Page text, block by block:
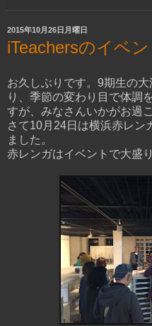
2015年10月26日月曜日
iTeachersのイベン
お久しぶりです。9期生の
り、季節の変わり目で体調
すが、みなさんいかがお過
さて10月24日は横浜赤レン
ました。
赤レンガはイベントで大盛